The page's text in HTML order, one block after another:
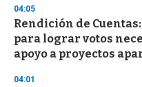
d
s
04:05
Rendición de
para lograr votos
apoyo a proyectos
04:01